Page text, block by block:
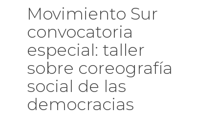
Movimiento Sur
convocatoria
especial: taller
sobre coreografía
social de las
democracias